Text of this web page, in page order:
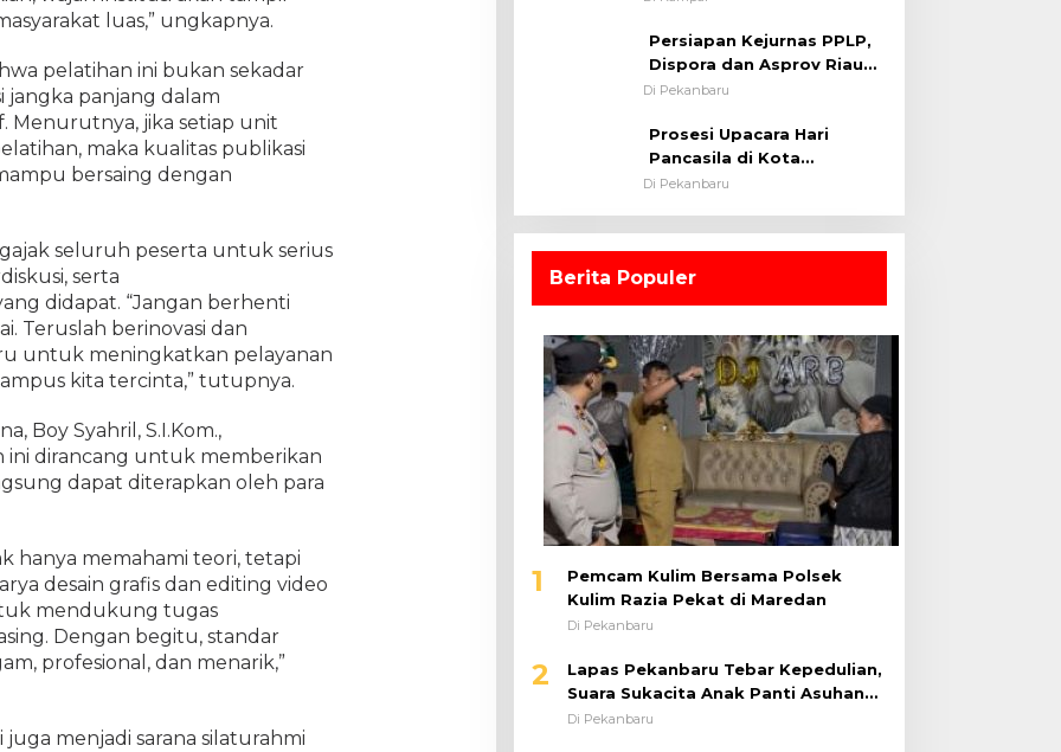
luas,” ungkapnya.
pelatihan ini bukan sekadar
jangka panjang dalam
Menurutnya, jika setiap unit
maka kualitas publikasi
bersaing dengan
seluruh peserta untuk serius
serta
didapat. “Jangan berhenti
Teruslah berinovasi dan
untuk meningkatkan pelayanan
kita tercinta,” tutupnya.
Boy Syahril, S.I.Kom.,
ini dirancang untuk memberikan
dapat diterapkan oleh para
hanya memahami teori, tetapi
desain grafis dan editing video
mendukung tugas
Dengan begitu, standar
profesional, dan menarik,”
menjadi sarana silaturahmi
Persiapan Kejurnas PPLP,
Dispora dan Asprov Riau
Tinjau Kelayakan Rumput
Di Pekanbaru
Prosesi Upacara Hari
Pancasila di Kota
Pekanbaru Tetap Khidmat
Di Pekanbaru
Berita Populer
1
Pemcam Kulim Bersama Polsek
Kulim Razia Pekat di Maredan
Di Pekanbaru
2
Lapas Pekanbaru Tebar Kepedulian,
Suara Sukacita Anak Panti Asuhan
Kemuliaan Iringi Bantuan Sosial
Di Pekanbaru